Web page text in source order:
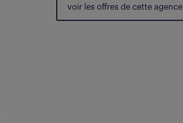
voir les offres de cette agence